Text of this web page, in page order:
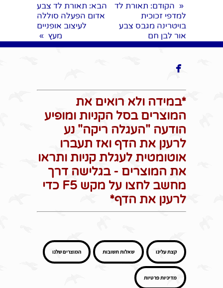
« הקודם: תאורת לד
למדפי זכוכית
בויטרינה מגבס צבע
אור לבן חם
הבא: תאורת לד צבע
אדום הפעלה סוללה
לעיצוב אופניים
מעץ »

*במידה ולא רואים את
המוצרים בסל הקניות ומופיע
הודעה "העגלה ריקה" נע
לרענן את הדף ואז תעברו
אוטומטית לעגלת קניות ותראו
את המוצרים - בגלישה דרך
מחשב לחצו על מקש F5 כדי
לרענן את הדף*
קצת עלינו שאלות תשובות המוצרים שלנו
מדיניות פרטיות